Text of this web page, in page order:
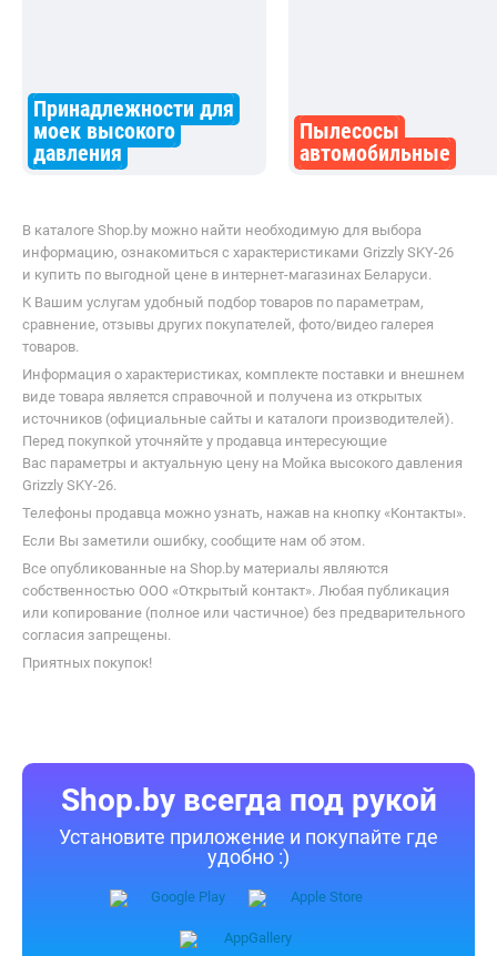
Принадлежности для
моек высокого
давления
Пылесосы
автомобильные
В каталоге Shop.by можно найти необходимую для выбора
информацию, ознакомиться с характеристиками Grizzly SKY-26
и купить по выгодной цене в интернет-магазинах Беларуси.
К Вашим услугам удобный подбор товаров по параметрам,
сравнение, отзывы других покупателей, фото/видео галерея
товаров.
Информация о характеристиках, комплекте поставки и внешнем
виде товара является справочной и получена из открытых
источников (официальные сайты и каталоги производителей).
Перед покупкой уточняйте у продавца интересующие
Вас параметры и актуальную цену на Мойка высокого давления
Grizzly SKY-26.
Телефоны продавца можно узнать, нажав на кнопку «Контакты».
Если Вы заметили ошибку, сообщите нам об этом.
Все опубликованные на Shop.by материалы являются
собственностью ООО «Открытый контакт». Любая публикация
или копирование (полное или частичное) без предварительного
согласия запрещены.
Приятных покупок!
Shop.by всегда под рукой
Установите приложение и покупайте где
удобно :)